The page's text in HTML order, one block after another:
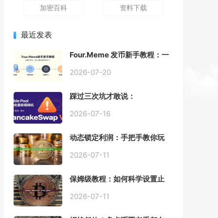
加密百科 资料下载
最近发表
Four.Meme 发币新手教程：一
动踩坑
2026-07-20
踩过三次坑才敢说：
Pool 最容易翻车的不是手续
2026-07-16
动态锁定利润：手把手教你玩
2026-07-11
保姆级教程：如何科学设置止
2026-07-11